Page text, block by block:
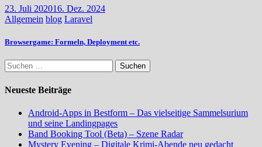
23. Juli 202016. Dez. 2024
Allgemein blog Laravel
Browsergame: Formeln, Deployment etc.
Suchen
nach:
Neueste Beiträge
Android-Apps in Bestform – Das vielseitige Sammelsurium
und seine Landingpages
Band Booking Tool (Beta) – Szene Radar
Mystery Evening – Digitale Krimi-Abende neu gedacht